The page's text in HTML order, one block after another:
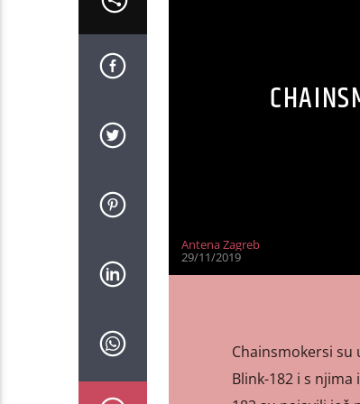
Antena Zagreb
29/11/2019
Chainsmokersi su
Blink-182 i s njima